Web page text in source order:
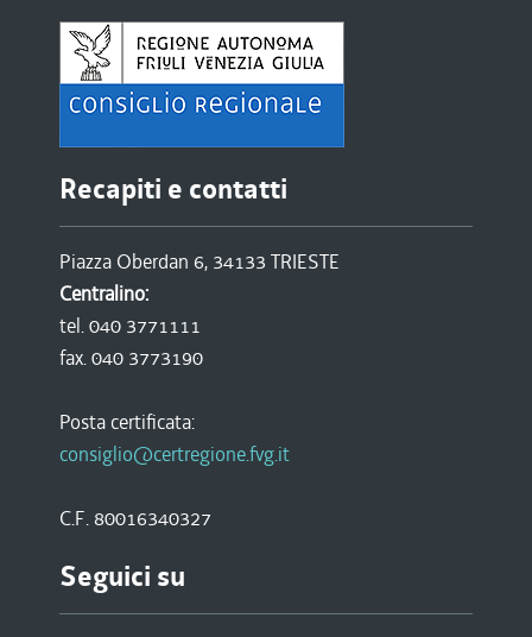
Recapiti e contatti
Piazza Oberdan 6, 34133 TRIESTE
Centralino:
tel. 040 3771111
fax. 040 3773190
Posta certificata:
consiglio@certregione.fvg.it
C.F. 80016340327
Seguici su